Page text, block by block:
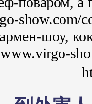
show.com/
шоу,